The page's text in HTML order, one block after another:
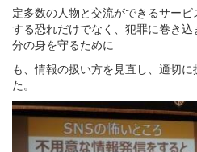
定多数の人物と交流ができるサー
する恐れだけでなく、犯罪に巻き
分の身を守るために
も、情報の扱い方を見直し、適切
た。